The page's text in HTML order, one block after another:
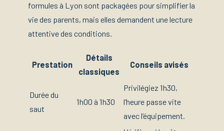
formules à Lyon sont packagées pour simplifier la
vie des parents, mais elles demandent une lecture
attentive des conditions.
Prestation
Détails
classiques
Conseils avisés
Durée du
saut
1h00 à 1h30
Privilégiez 1h30,
l’heure passe vite
avec l’équipement.